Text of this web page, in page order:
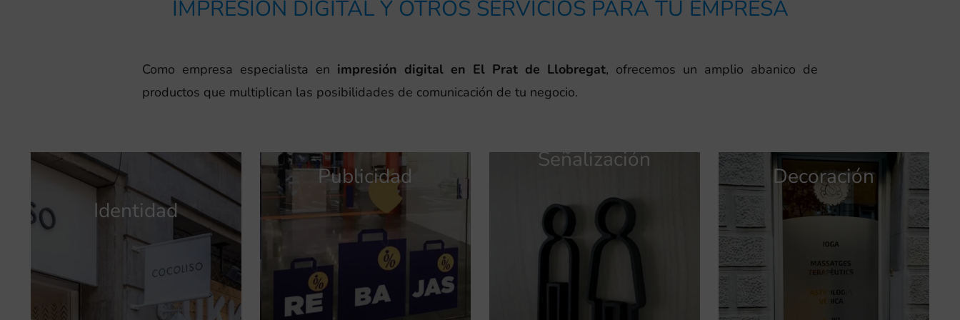
IMPRESIÓN DIGITAL Y OTROS SERVICIOS PARA TU EMPRESA
Como empresa especialista en impresión digital en El Prat de Llobregat, ofrecemos un amplio abanico de
productos que multiplican las posibilidades de comunicación de tu negocio.
Identidad Identidad Identidad
Publicidad Publicidad
Señalización Señalización
Decoración